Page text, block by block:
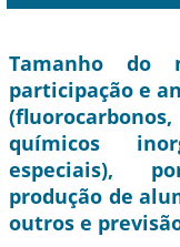
Tamanho do
participação e
químicos
especiais),
produção de
outros e